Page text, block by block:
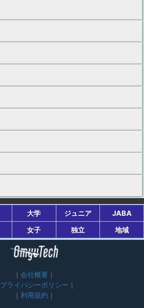
大学 ジュニア
JABA
女子 独立 地域
会社概要
プライバシーポリシー
利用規約